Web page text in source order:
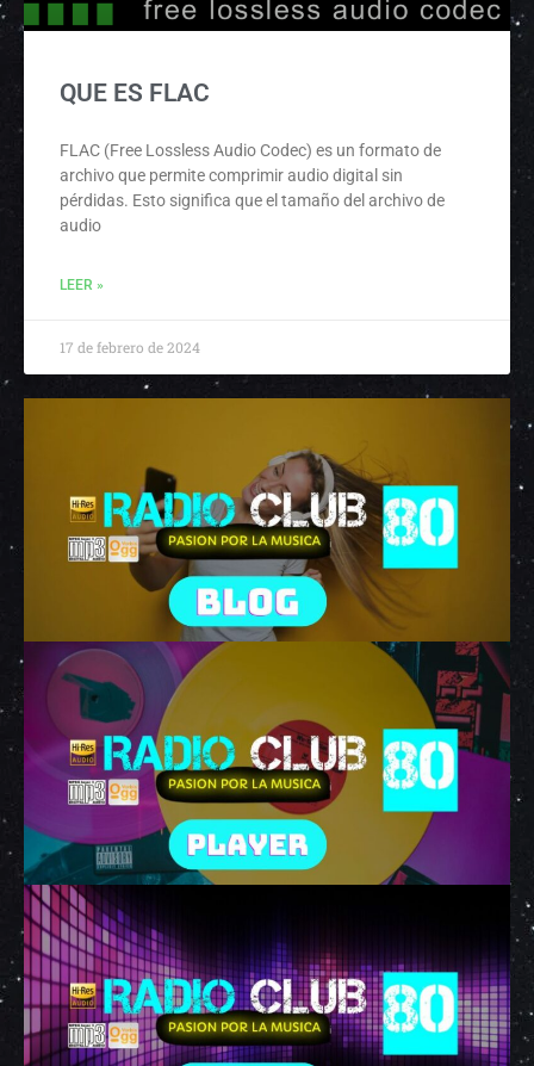
QUE ES FLAC
FLAC (Free Lossless Audio Codec) es un formato de
archivo que permite comprimir audio digital sin
pérdidas. Esto significa que el tamaño del archivo de
audio
LEER »
17 de febrero de 2024